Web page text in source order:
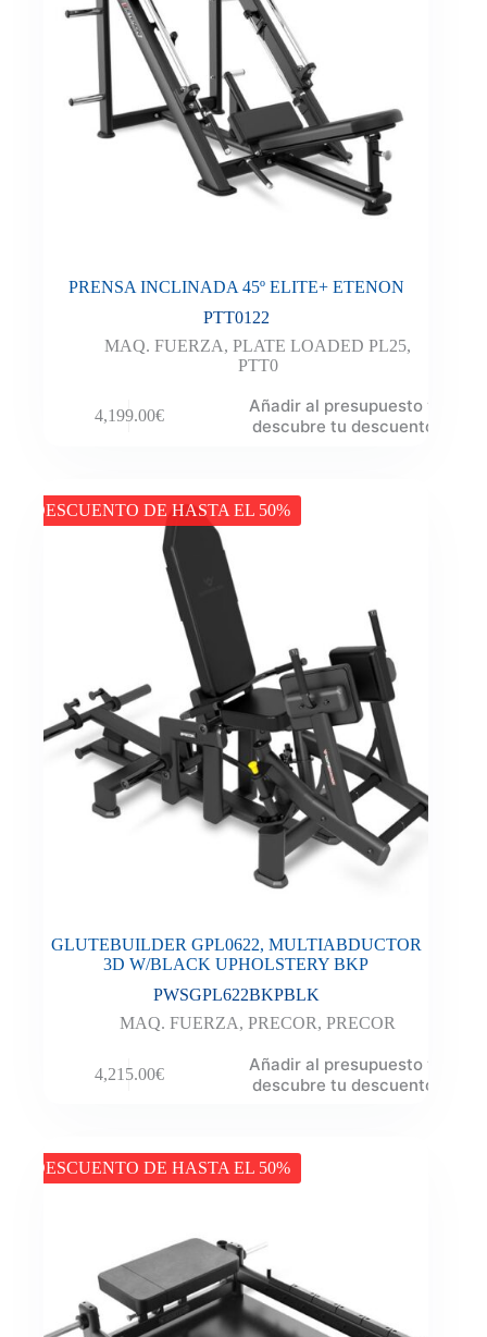
PRENSA INCLINADA 45º ELITE+ ETENON
PTT0122
MAQ. FUERZA,PLATE LOADED PL25,
PTT0
4,199.00€
Añadir al presupuesto y
descubre tu descuento
DESCUENTO DE HASTA EL 50%
GLUTEBUILDER GPL0622, MULTIABDUCTOR
3D W/BLACK UPHOLSTERY BKP
PWSGPL622BKPBLK
MAQ. FUERZA,PRECOR,PRECOR
4,215.00€
Añadir al presupuesto y
descubre tu descuento
DESCUENTO DE HASTA EL 50%